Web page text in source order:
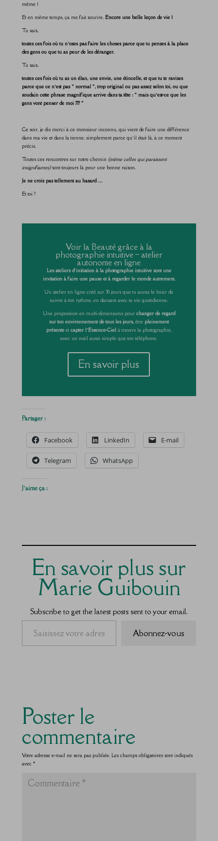
même !
Et en même temps, ça me fait sourire. Encore une belle leçon de vie !
Tu sais,
toutes ces fois où tu n’oses pas faire les choses parce que tu penses à la place
des gens ou que tu as peur de les déranger.
Tu sais,
toutes ces fois où tu as un élan, une envie, une étincelle, et que tu te ravises
parce que ce n’est pas « normal », trop original ou pas assez selon toi, ou que
soudain cette phrase magnifique arrive dans ta tête : « mais qu’est-ce que les
gens vont penser de moi ??? »
Ce soir, je dis merci à ce monsieur inconnu, qui vient de faire une différence
dans ma vie et dans la tienne, simplement parce qu’il était là, à ce moment
précis.
Toutes ces rencontres sur notre chemin (même celles qui paraissent
insignifiantes)sont toujours là pour une bonne raison.
Je ne crois pas tellement au hasard …
Et toi ?
Voir la Beauté grâce à la
photographie intuitive – atelier
autonome en ligne
Les ateliers d’initiation à la photographie intuitive sont une
invitation à faire une pause et à regarder le monde autrement.
Un atelier en ligne créé sur 30 jours que tu auras le loisir de
suivre à ton rythme, en dansant avec ta vie quotidienne.
Une proposition en multi-dimensions pour changer de regard
sur ton environnement de tous les jours,être pleinement
présenteet capter l’Essence-Cielà travers la photographie,
avec un outil aussi simple que ton téléphone.
En savoir plus
Partager :
Facebook LinkedIn E-mail
Telegram WhatsApp
J’aime ça :
En savoir plus sur
Marie Guibouin
Subscribe to get the latest posts sent to your email.
Saisissez votre adresse e-mail…
Abonnez-vous
Poster le
commentaire
Votre adresse e-mail ne sera pas publiée. Les champs obligatoires sont indiqués
avec *